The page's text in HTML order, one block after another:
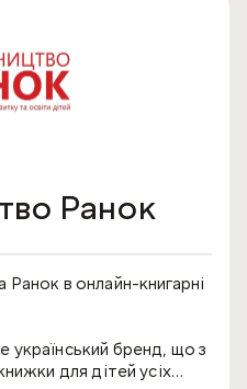
Ранок
в онлайн-книгарні
бренд, що з
для дітей усіх